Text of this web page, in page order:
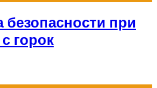
безопасности при
горок